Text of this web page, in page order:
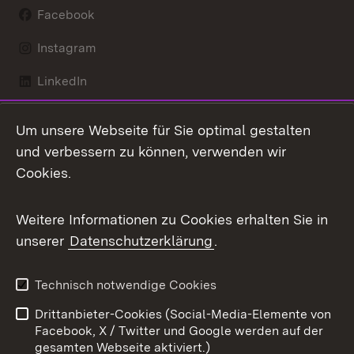
Facebook
Instagram
LinkedIn
X / Twitter
Youtube
Kontakt
Datenschutz
Barrierefreiheit
Impressum
Cookies
Um unsere Webseite für Sie optimal gestalten
und verbessern zu können, verwenden wir
Cookies.
Weitere Informationen zu Cookies erhalten Sie in
unserer Datenschutzerklärung.
Technisch notwendige Cookies
Drittanbieter-Cookies (Social-Media-Elemente von
Facebook, X / Twitter und Google werden auf der
gesamten Webseite aktiviert.)